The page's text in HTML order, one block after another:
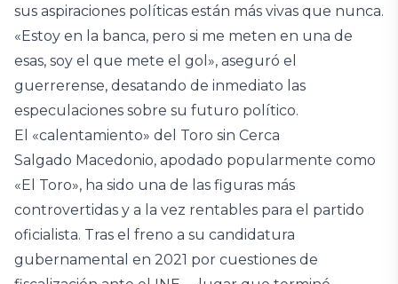
sus aspiraciones políticas están más vivas que nunca.
«Estoy en la banca, pero si me meten en una de
esas, soy el que mete el gol», aseguró el
guerrerense, desatando de inmediato las
especulaciones sobre su futuro político.
El «calentamiento» del Toro sin Cerca
Salgado Macedonio, apodado popularmente como
«El Toro», ha sido una de las figuras más
controvertidas y a la vez rentables para el partido
oficialista. Tras el freno a su candidatura
gubernamental en 2021 por cuestiones de